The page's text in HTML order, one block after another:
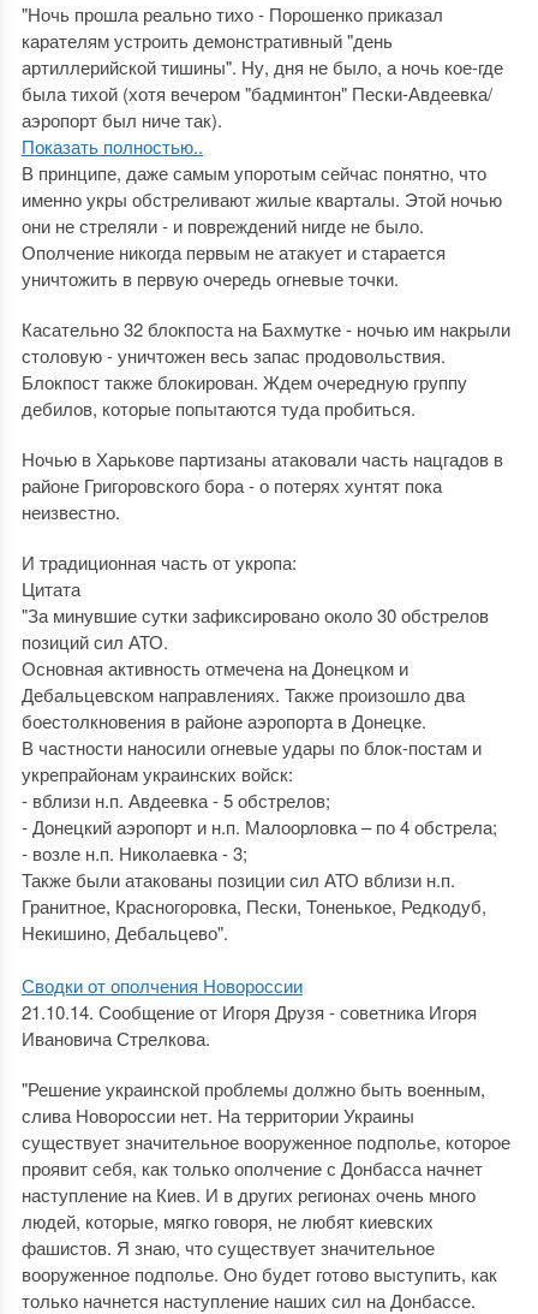
"Ночь прошла реально тихо - Порошенко приказал
карателям устроить демонстративный "день
артиллерийской тишины". Ну, дня не было, а ночь кое-где
была тихой (хотя вечером "бадминтон" Пески-Авдеевка/
аэропорт был ниче так).
Показать полностью..
В принципе, даже самым упоротым сейчас понятно, что
именно укры обстреливают жилые кварталы. Этой ночью
они не стреляли - и повреждений нигде не было.
Ополчение никогда первым не атакует и старается
уничтожить в первую очередь огневые точки.
Касательно 32 блокпоста на Бахмутке - ночью им накрыли
столовую - уничтожен весь запас продовольствия.
Блокпост также блокирован. Ждем очередную группу
дебилов, которые попытаются туда пробиться.
Ночью в Харькове партизаны атаковали часть нацгадов в
районе Григоровского бора - о потерях хунтят пока
неизвестно.
И традиционная часть от укропа:
Цитата
"За минувшие сутки зафиксировано около 30 обстрелов
позиций сил АТО.
Основная активность отмечена на Донецком и
Дебальцевском направлениях. Также произошло два
боестолкновения в районе аэропорта в Донецке.
В частности наносили огневые удары по блок-постам и
укрепрайонам украинских войск:
- вблизи н.п. Авдеевка - 5 обстрелов;
- Донецкий аэропорт и н.п. Малоорловка – по 4 обстрела;
- возле н.п. Николаевка - 3;
Также были атакованы позиции сил АТО вблизи н.п.
Гранитное, Красногоровка, Пески, Тоненькое, Редкодуб,
Некишино, Дебальцево".
Сводки от ополчения Новороссии
21.10.14. Сообщение от Игоря Друзя - советника Игоря
Ивановича Стрелкова.
"Решение украинской проблемы должно быть военным,
слива Новороссии нет. На территории Украины
существует значительное вооруженное подполье, которое
проявит себя, как только ополчение с Донбасса начнет
наступление на Киев. И в других регионах очень много
людей, которые, мягко говоря, не любят киевских
фашистов. Я знаю, что существует значительное
вооруженное подполье. Оно будет готово выступить, как
только начнется наступление наших сил на Донбассе.